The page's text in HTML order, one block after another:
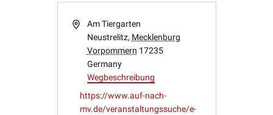
AdresseAm Tiergarten
Neustrelitz, Mecklenburg
Vorpommern 17235
Germany
Wegbeschreibung
Webseite
https://www.auf-nach-
mv.de/veranstaltungssuche/e-